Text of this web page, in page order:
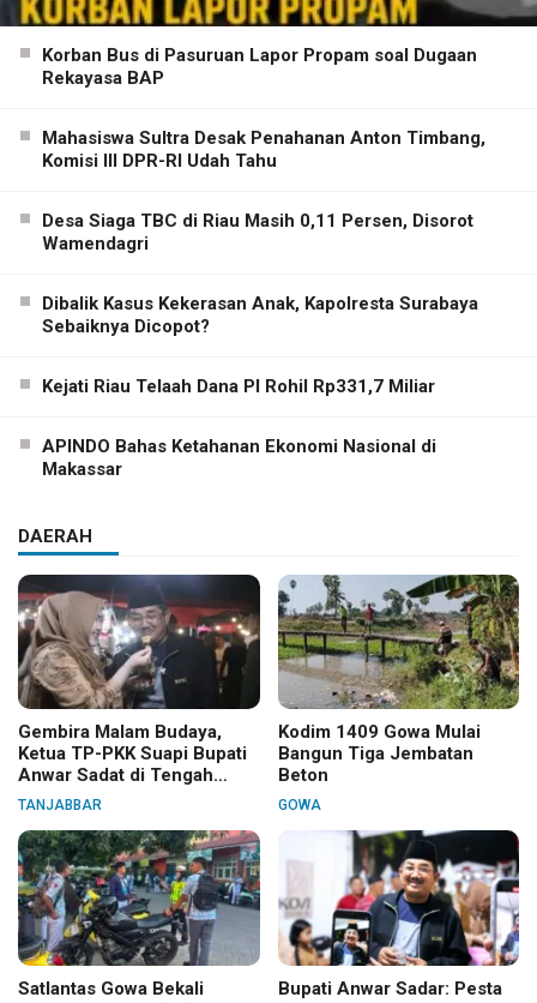
Korban Bus di Pasuruan Lapor Propam soal Dugaan
Rekayasa BAP
Mahasiswa Sultra Desak Penahanan Anton Timbang,
Komisi III DPR-RI Udah Tahu
Desa Siaga TBC di Riau Masih 0,11 Persen, Disorot
Wamendagri
Dibalik Kasus Kekerasan Anak, Kapolresta Surabaya
Sebaiknya Dicopot?
Kejati Riau Telaah Dana PI Rohil Rp331,7 Miliar
APINDO Bahas Ketahanan Ekonomi Nasional di
Makassar
DAERAH
Gembira Malam Budaya,
Ketua TP-PKK Suapi Bupati
Anwar Sadat di Tengah
Warga
TANJABBAR
Kodim 1409 Gowa Mulai
Bangun Tiga Jembatan
Beton
GOWA
Satlantas Gowa Bekali
Bupati Anwar Sadar: Pesta